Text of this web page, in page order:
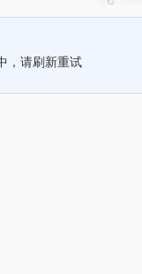
，请刷新重试